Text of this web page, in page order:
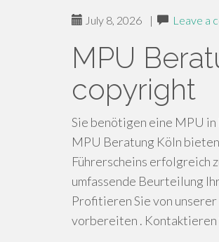
July 8, 2026 | Leave a
MPU
copyright
Sie benötigen eine MPU in
MPU Beratung Köln
Führerscheins erfolgreich
umfassende Beurteilung
Profitieren Sie von
vorbereiten . Kontaktieren